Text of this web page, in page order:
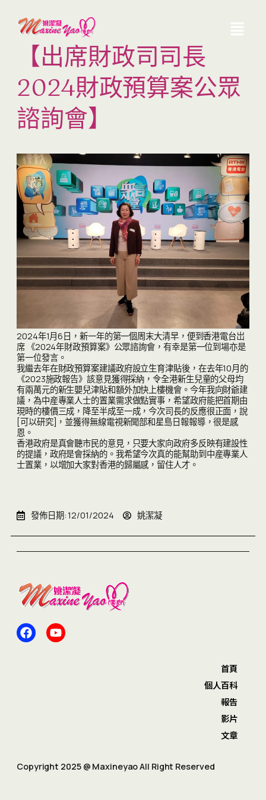
【出席財政司司長
2024財政預算案公眾
諮詢會】
2024年1月6日，新一年的第一個周末大清早，便到香港電台岀
席 《2024年財政預算案》公眾諮詢會，有幸是第一位到場亦是
第一位發言。
我繼去年在財政預算案建議政府設立生育津貼後，在去年10月的
《2023施政報告》該意見獲得採納，令全港新生兒童的父母均
有兩萬元的新生嬰兒津貼和額外加快上樓機會。今年我向財爺建
議，為中産專業人士的置業需求做點實事，希望政府能把首期由
現時的樓價三成，降至半成至一成，今次司長的反應很正面，說
[可以研究]，並獲得無線電視新聞部和星島日報報導，很是感
恩。
香港政府是真會聽市民的意見，只要大家向政府多反映有建設性
的提議，政府是會採納的。我希望今次真的能幫助到中産專業人
士置業，以增加大家對香港的歸屬感，留住人才。
發佈日期:12/01/2024 姚潔凝
首頁
個人百科
報告
影片
文章
Copyright 2025 @ Maxineyao All Right Reserved